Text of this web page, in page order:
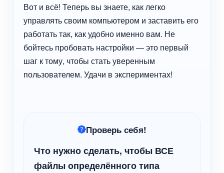
Вот и всё! Теперь вы знаете, как легко
управлять своим компьютером и заставить его
работать так, как удобно именно вам. Не
бойтесь пробовать настройки — это первый
шаг к тому, чтобы стать уверенным
пользователем. Удачи в экспериментах!
Проверь себя!
Что нужно сделать, чтобы ВСЕ
файлы определённого типа